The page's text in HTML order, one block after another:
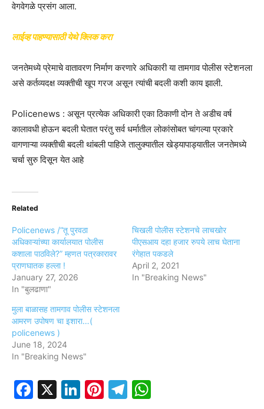
वेगवेगळे प्रसंग आला.
लाईव्ह पाहण्यासाठी येथे क्लिक करा
जनतेमध्ये प्रेमाचे वातावरण निर्माण करणारे अधिकारी या तामगाव पोलीस स्टेशनला
असे कर्तव्यदक्ष व्यक्तीची खूप गरज असून त्यांची बदली कशी काय झाली.
Policenews : असून प्रत्येक अधिकारी एका ठिकाणी दोन ते अडीच वर्ष
कालावधी होऊन बदली घेतात परंतु सर्व धर्मातील लोकांसोबत चांगल्या प्रकारे
वागणाऱ्या व्यक्तीची बदली थांबली पाहिजे तालुक्यातील खेड्यापाड्यातील जनतेमध्ये
चर्चा सुरु दिसून येत आहे
Related
Policenews /“तू पुरवठा
अधिकाऱ्यांच्या कार्यालयात पोलीस
कशाला पाठविले?” म्हणत पत्रकारावर
प्राणघातक हल्ला !
January 27, 2026
In "बुलढाणा"
चिखली पोलीस स्टेशनचे लाचखोर
पीएसआय दहा हजार रुपये लाच घेताना
रंगेहात पकडले
April 2, 2021
In "Breaking News"
मुला बाळासह तामगाव पोलीस स्टेशनला
आमरण उपोषण चा इशारा…(
policenews )
June 18, 2024
In "Breaking News"
Facebook
X LinkedIn
Pinterest
Telegram